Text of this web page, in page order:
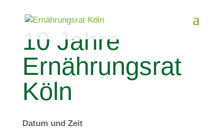
10 Jahre
Ernährungsrat
Köln
Datum und Zeit